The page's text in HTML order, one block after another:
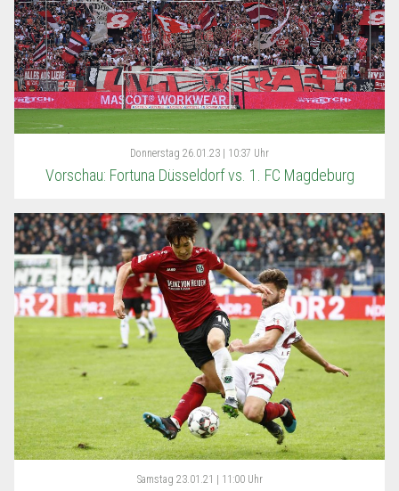
Donnerstag 26.01.23 | 10:37 Uhr
Vorschau: Fortuna Düsseldorf vs. 1. FC Magdeburg
Samstag 23.01.21 | 11:00 Uhr